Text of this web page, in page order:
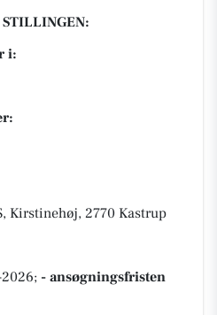
i:
Kirstinehøj, 2770 Kastrup
- ansøgningsfristen